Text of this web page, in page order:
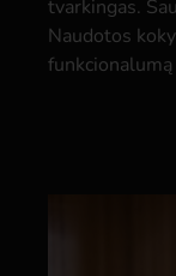
tvarkingas.
Naudotos